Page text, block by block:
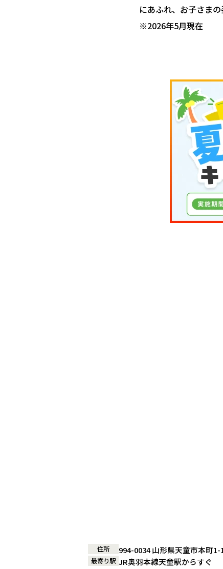
にあふれ、お子さま
※2026年5月現在
住所 994-0034 山形県天童市本町
最寄り駅 JR奥羽本線天童駅からすぐ